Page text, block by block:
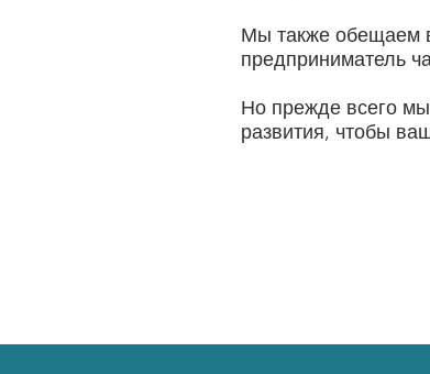
Мы также обещаем
предприниматель
Но прежде всего
развития, чтобы